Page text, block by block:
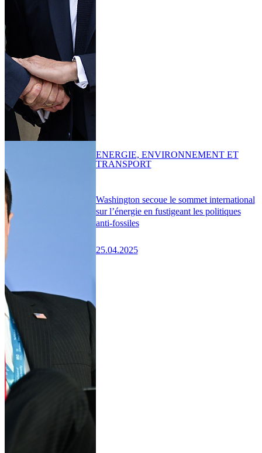
Washington secoue le sommet international
sur l’énergie en fustigeant les politiques
anti-fossiles
25.04.2025
ENERGIE, ENVIRONNEMENT ET
TRANSPORT